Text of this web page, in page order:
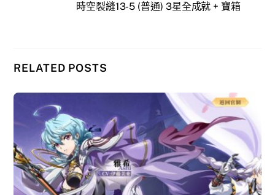
時空裂縫13-5 (普通) 3星全成就 + 寶箱
RELATED POSTS